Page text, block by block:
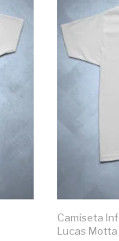
Camiseta
Lucas Motta